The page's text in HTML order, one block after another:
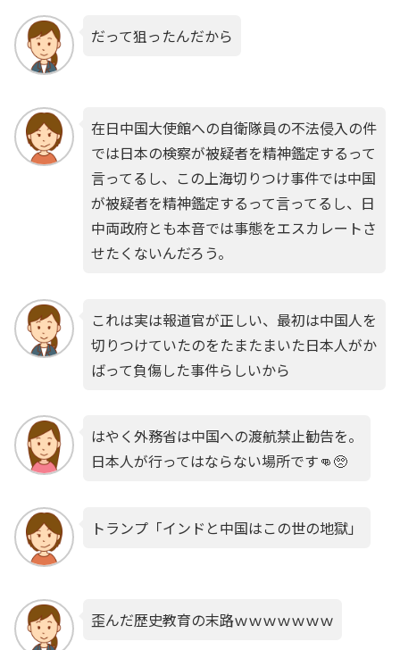
だって狙ったんだから
在日中国大使館への自衛隊員の不法侵入の件
では日本の検察が被疑者を精神鑑定するって
言ってるし、この上海切りつけ事件では中国
が被疑者を精神鑑定するって言ってるし、日
中両政府とも本音では事態をエスカレートさ
せたくないんだろう。
これは実は報道官が正しい、最初は中国人を
切りつけていたのをたまたまいた日本人がか
ばって負傷した事件らしいから
はやく外務省は中国への渡航禁止勧告を。
日本人が行ってはならない場所です👊🥺
トランプ「インドと中国はこの世の地獄」
歪んだ歴史教育の末路ｗｗｗｗｗｗｗ